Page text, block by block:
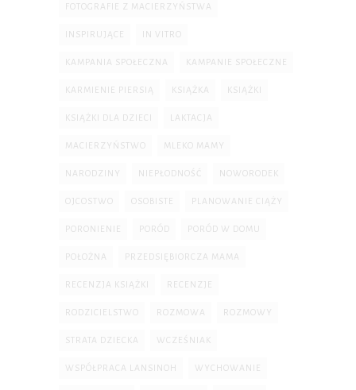
FOTOGRAFIE Z MACIERZYŃSTWA
INSPIRUJĄCE IN VITRO
KAMPANIA SPOŁECZNA KAMPANIE SPOŁECZNE
KARMIENIE PIERSIĄ KSIĄŻKA KSIĄŻKI
KSIĄŻKI DLA DZIECI LAKTACJA
MACIERZYŃSTWO MLEKO MAMY
NARODZINY NIEPŁODNOŚĆ NOWORODEK
OJCOSTWO OSOBISTE PLANOWANIE CIĄŻY
PORONIENIE PORÓD PORÓD W DOMU
POŁOŻNA PRZEDSIĘBIORCZA MAMA
RECENZJA KSIĄŻKI RECENZJE
RODZICIELSTWO ROZMOWA ROZMOWY
STRATA DZIECKA WCZEŚNIAK
WSPÓŁPRACA LANSINOH WYCHOWANIE